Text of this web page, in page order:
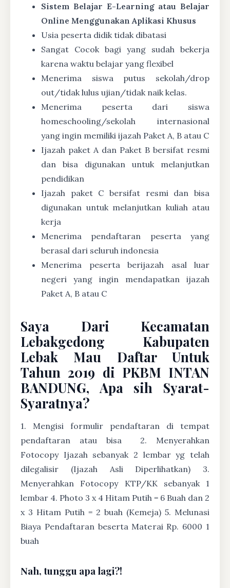
Sistem Belajar E-Learning atau Belajar
Online Menggunakan Aplikasi Khusus
Usia peserta didik tidak dibatasi
Sangat Cocok bagi yang sudah bekerja
karena waktu belajar yang flexibel
Menerima siswa putus sekolah/drop
out/tidak lulus ujian/tidak naik kelas.
Menerima peserta dari siswa
homeschooling/sekolah internasional
yang ingin memiliki ijazah Paket A, B atau C
Ijazah paket A dan Paket B bersifat resmi
dan bisa digunakan untuk melanjutkan
pendidikan
Ijazah paket C bersifat resmi dan bisa
digunakan untuk melanjutkan kuliah atau
kerja
Menerima pendaftaran peserta yang
berasal dari seluruh indonesia
Menerima peserta berijazah asal luar
negeri yang ingin mendapatkan ijazah
Paket A, B atau C
Saya Dari Kecamatan
Lebakgedong Kabupaten
Lebak Mau Daftar Untuk
Tahun 2019 di PKBM INTAN
BANDUNG, Apa sih Syarat-
Syaratnya?
1. Mengisi formulir pendaftaran di tempat
pendaftaran atau bisa
2. Menyerahkan
Fotocopy Ijazah sebanyak 2 lembar yg telah
dilegalisir (Ijazah Asli Diperlihatkan) 3.
Menyerahkan Fotocopy KTP/KK sebanyak 1
lembar 4. Photo 3 x 4 Hitam Putih = 6 Buah dan 2
x 3 Hitam Putih = 2 buah (Kemeja) 5. Melunasi
Biaya Pendaftaran beserta Materai Rp. 6000 1
buah
Nah, tunggu apa lagi?!